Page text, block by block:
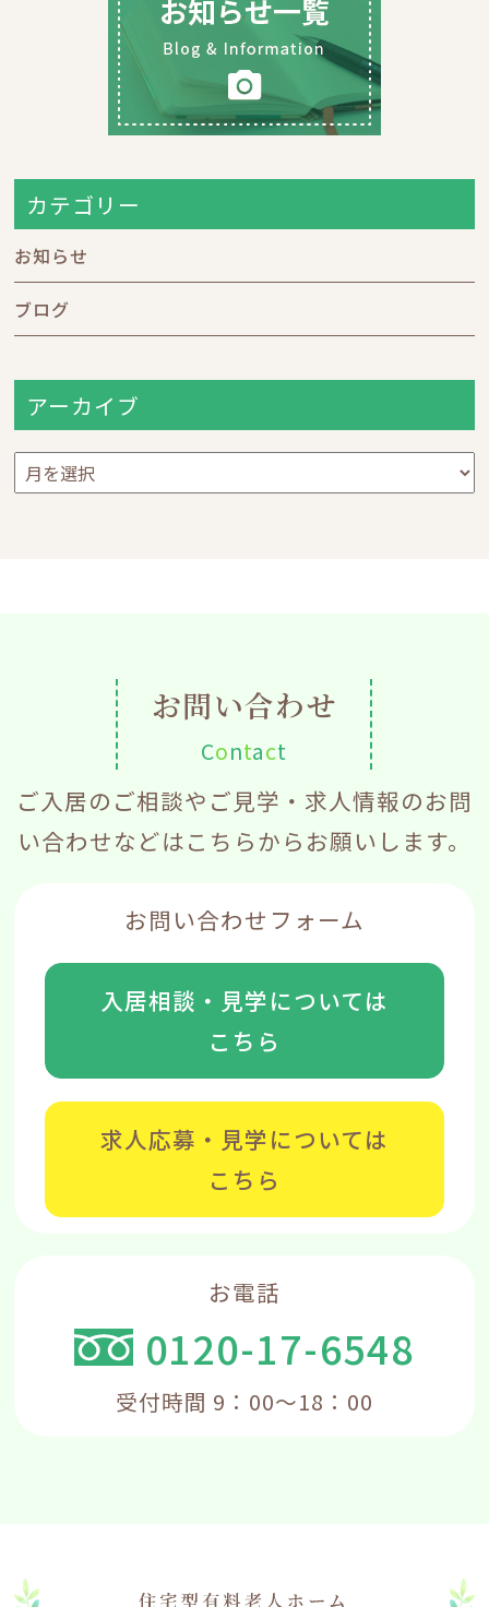
カテゴリー
お知らせ
ブログ
アーカイブ
ア
ー
お問い合わせ
Contact
ご入居のご相談やご見学・求人情報のお問
い合わせなどはこちらからお願いします。
お電話
0120-17-6548
受付時間 9：00～18：00
お問い合わせフォーム
入居相談・見学については
こちら
求人応募・見学については
こちら